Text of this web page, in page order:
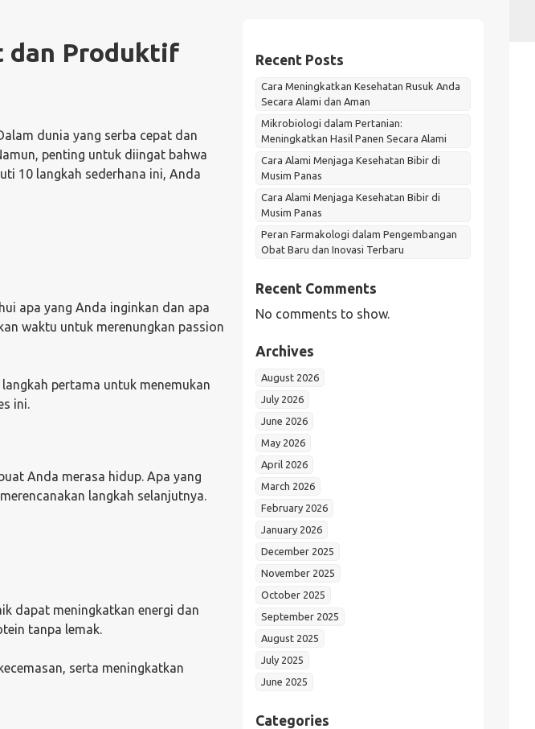
dan Produktif
dunia yang serba cepat dan
penting untuk diingat bahwa
10 langkah sederhana ini, Anda
apa yang Anda inginkan dan apa
waktu untuk merenungkan passion
pertama untuk menemukan
ini.
Anda merasa hidup. Apa yang
langkah selanjutnya.
dapat meningkatkan energi dan
tanpa lemak.
serta meningkatkan
Recent Posts
Cara Meningkatkan Kesehatan Rusuk Anda
Secara Alami dan Aman
Mikrobiologi dalam Pertanian:
Meningkatkan Hasil Panen Secara Alami
Cara Alami Menjaga Kesehatan Bibir di
Musim Panas
Cara Alami Menjaga Kesehatan Bibir di
Musim Panas
Peran Farmakologi dalam Pengembangan
Obat Baru dan Inovasi Terbaru
Recent Comments
No comments to show.
Archives
August 2026
July 2026
June 2026
May 2026
April 2026
March 2026
February 2026
January 2026
December 2025
November 2025
October 2025
September 2025
August 2025
July 2025
June 2025
Categories